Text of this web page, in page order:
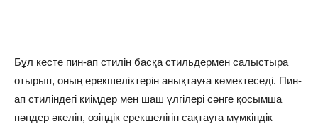
Бұл кесте пин-ап стилін басқа стильдермен салыстыра
отырып, оның ерекшеліктерін анықтауға көмектеседі. Пин-
ап стиліндегі киімдер мен шаш үлгілері сәнге қосымша
пәндер әкеліп, өзіндік ерекшелігін сақтауға мүмкіндік